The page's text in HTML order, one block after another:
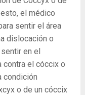
el médico
sentir el área
dislocación o
en el
contra el cóccix o
condición
o de un cóccix